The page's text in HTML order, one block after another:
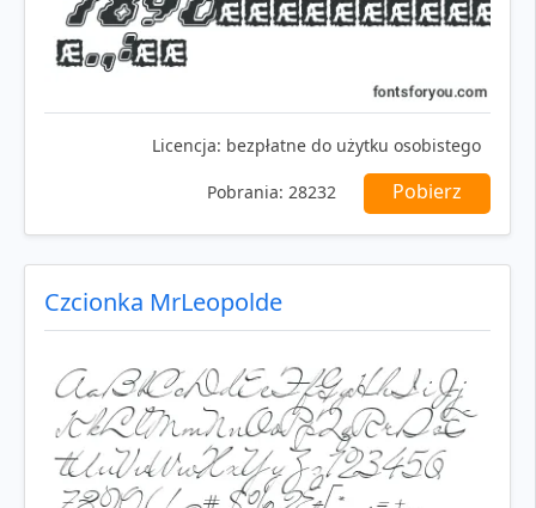
Licencja: bezpłatne do użytku osobistego
Pobrania: 28232 Pobierz
Czcionka MrLeopolde